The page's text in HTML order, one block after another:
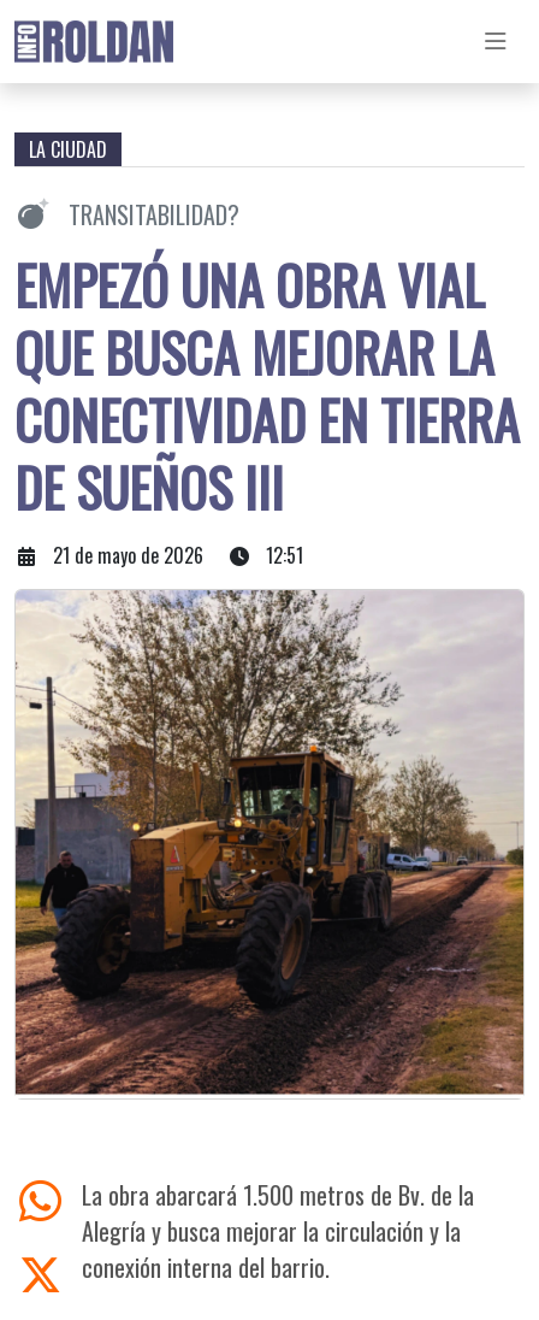
LA CIUDAD
TRANSITABILIDAD?
EMPEZÓ UNA OBRA VIAL
QUE BUSCA MEJORAR LA
CONECTIVIDAD EN TIERRA
DE SUEÑOS III
21 de mayo de 2026 12:51
La obra abarcará 1.500 metros de Bv. de la
Alegría y busca mejorar la circulación y la
conexión interna del barrio.